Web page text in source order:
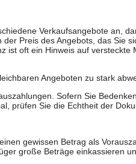
Verkaufsangebote an,
Preis des Angebots, das Sie
ist oft ein Hinweis auf
Angeboten zu stark
Sofern Sie
prüfen Sie die Echtheit der
gewissen Betrag als
große Beträge einkassieren